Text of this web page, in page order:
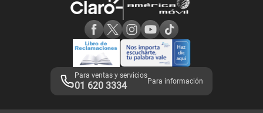
Adquirientes iPhone 6, 6S y SE
Mensaje de Seguridad
Términos y Condiciones de Tienda Claro
Libro de Reclamaciones
Legales de marketplace
Para ventas y servicios
01 620 3334 Para información